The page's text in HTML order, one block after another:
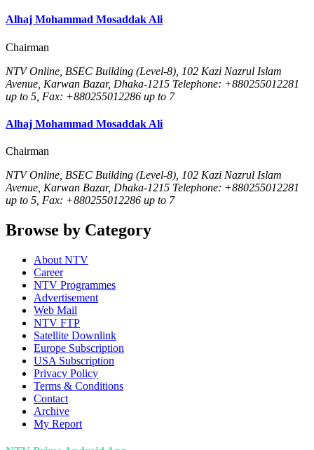
Alhaj Mohammad Mosaddak Ali
Chairman
NTV Online, BSEC Building (Level-8), 102 Kazi Nazrul Islam
Avenue, Karwan Bazar, Dhaka-1215 Telephone: +880255012281
up to 5, Fax: +880255012286 up to 7
Alhaj Mohammad Mosaddak Ali
Chairman
NTV Online, BSEC Building (Level-8), 102 Kazi Nazrul Islam
Avenue, Karwan Bazar, Dhaka-1215 Telephone: +880255012281
up to 5, Fax: +880255012286 up to 7
Browse by Category
About NTV
Career
NTV Programmes
Advertisement
Web Mail
NTV FTP
Satellite Downlink
Europe Subscription
USA Subscription
Privacy Policy
Terms & Conditions
Contact
Archive
My Report